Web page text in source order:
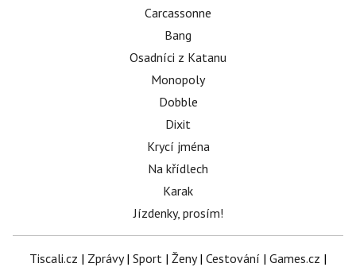
Carcassonne
Bang
Osadníci z Katanu
Monopoly
Dobble
Dixit
Krycí jména
Na křídlech
Karak
Jízdenky, prosím!
Tiscali.cz | Zprávy| Sport | Ženy| Cestování | Games.cz |